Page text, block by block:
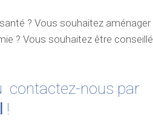
? Vous souhaitez aménager
? Vous souhaitez être conseillé
contactez-nous par
!